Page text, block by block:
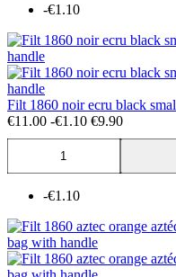
-€1.10
Filt 1860 noir ecru black
€11.00 -€1.10 €9.90
-€1.10